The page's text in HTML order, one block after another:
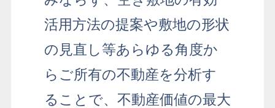
活用方法の提案や敷地の形状
の見直し等あらゆる角度か
らご所有の不動産を分析す
ることで、 不動産価値の最大